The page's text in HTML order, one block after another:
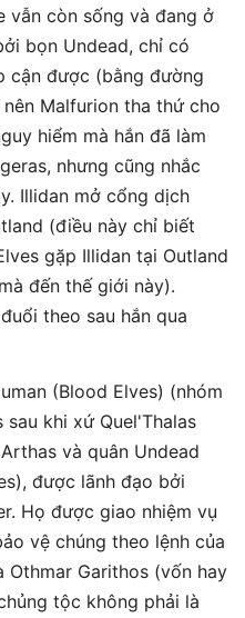
vẫn còn sống và đang ở
bọn Undead, chỉ có
cận được (bằng đường
Malfurion tha thứ cho
hiểm mà hắn đã làm
nhưng cũng nhắc
Illidan mở cổng dịch
(điều này chỉ biết
gặp Illidan tại Outland
đến thế giới này).
theo sau hắn qua
(Blood Elves) (nhóm
khi xứ Quel'Thalas
và quân Undead
được lãnh đạo bởi
Họ được giao nhiệm vụ
vệ chúng theo lệnh của
Garithos (vốn hay
tộc không phải là